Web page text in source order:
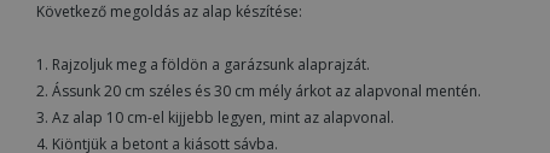
Következő megoldás az alap készítése:
1. Rajzoljuk meg a földön a garázsunk alaprajzát.
2. Ássunk 20 cm széles és 30 cm mély árkot az alapvonal mentén.
3. Az alap 10 cm-el kijjebb legyen, mint az alapvonal.
4. Kiöntjük a betont a kiásott sávba.